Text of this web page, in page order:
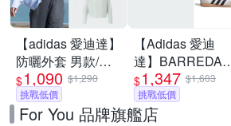
【adidas 愛迪達】
防曬外套 男款/女
款 (多款任選)
$1,090 $1,290
挑戰低價
【Adidas 愛迪
達】BARREDA
MARY JANE 休閒
鞋 運動鞋 女 A-
HP3519 B-
$1,347 $1,603
挑戰低價
For You 品牌旗艦店